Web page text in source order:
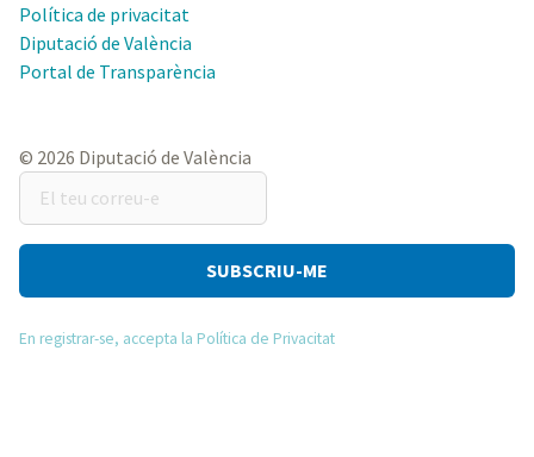
Política de privacitat
Diputació de València
Portal de Transparència
© 2026 Diputació de València
El
teu
correu-
En registrar-se, accepta la Política de Privacitat